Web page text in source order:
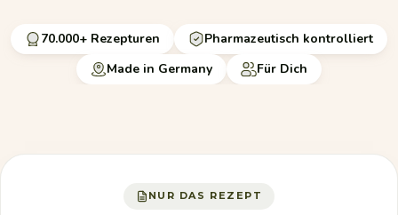
70.000+ Rezepturen
Pharmazeutisch kontrolliert
Made in Germany
Für Dich
NUR DAS REZEPT